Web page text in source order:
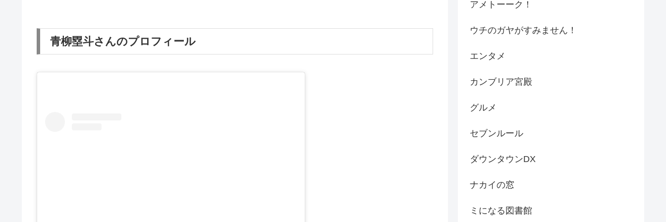
青柳塁斗さんのプロフィール
アメトーーク！
ウチのガヤがすみません！
エンタメ
カンブリア宮殿
グルメ
セブンルール
ダウンタウンDX
ナカイの窓
ミになる図書館